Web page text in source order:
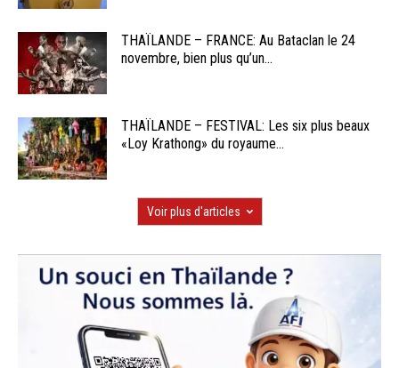
THAÏLANDE – FRANCE: Au Bataclan le 24
novembre, bien plus qu’un...
THAÏLANDE – FESTIVAL: Les six plus beaux
«Loy Krathong» du royaume...
Voir plus d'articles